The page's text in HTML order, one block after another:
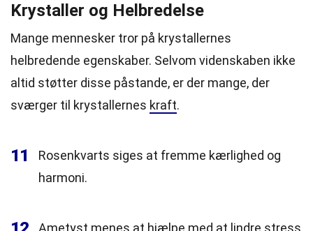
Krystaller og Helbredelse
Mange mennesker tror på krystallernes
helbredende egenskaber. Selvom videnskaben ikke
altid støtter disse påstande, er der mange, der
sværger til krystallernes kraft.
11
Rosenkvarts siges at fremme kærlighed og
harmoni.
Ametyst menes at hjælpe med at lindre stress